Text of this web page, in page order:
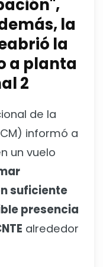
la
la
a planta
2
de la
informó a
un vuelo
suficiente
presencia
alrededor